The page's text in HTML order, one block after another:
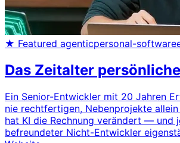
★ Featured agenticpersonal-software
Das Zeitalter
Ein Senior-Entwickler mit 20 Jahren
nie rechtfertigen, Nebenprojekte
hat KI die Rechnung verändert — und
befreundeter Nicht-Entwickler